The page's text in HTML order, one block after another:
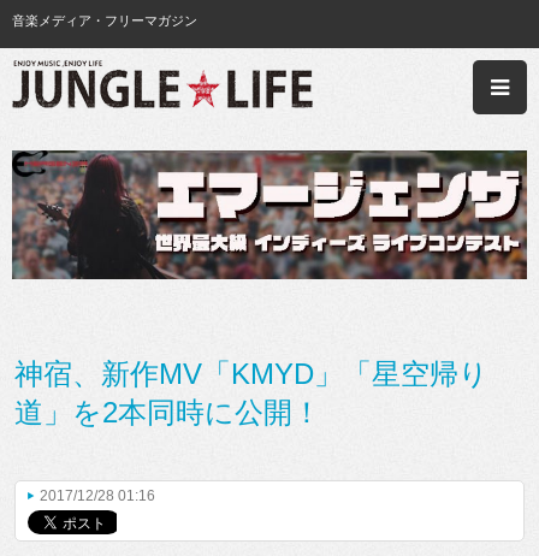
音楽メディア・フリーマガジン
神宿、新作MV「KMYD」「星空帰り
道」を2本同時に公開！
2017/12/28 01:16